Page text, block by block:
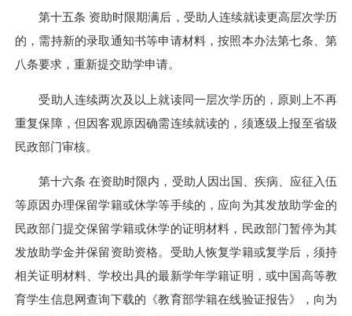
第十五条 资助时限期满后，受助人连续就读更高层次学历
的，需持新的录取通知书等申请材料，按照本办法第七条、第
八条要求，重新提交助学申请。
受助人连续两次及以上就读同一层次学历的，原则上不再
重复保障，但因客观原因确需连续就读的，须逐级上报至省级
民政部门审核。
第十六条 在资助时限内，受助人因出国、疾病、应征入伍
等原因办理保留学籍或休学等手续的，应向为其发放助学金的
民政部门提交保留学籍或休学的证明材料，民政部门暂停为其
发放助学金并保留资助资格。受助人恢复学籍或复学后，须持
相关证明材料、学校出具的最新学年学籍证明，或中国高等教
育学生信息网查询下载的《教育部学籍在线验证报告》，向为